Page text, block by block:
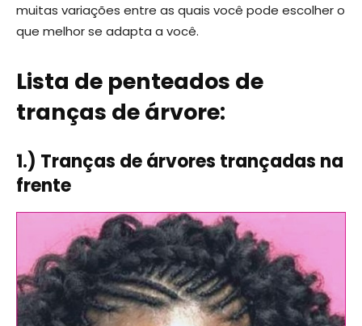
muitas variações entre as quais você pode escolher o
que melhor se adapta a você.
Lista de penteados de
tranças de árvore:
1.) Tranças de árvores trançadas na
frente